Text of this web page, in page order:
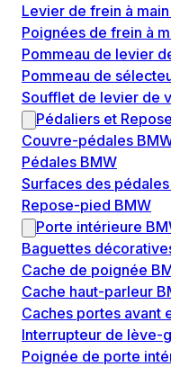
Levier de frein à
Poignées de frein à
Pommeau de levier
Pommeau de
Soufflet de levier de
Pédaliers et
Couvre-pédales
Pédales BMW
Surfaces des
Repose-pied BMW
Porte intérieure
Baguettes
Cache de poignée
Cache haut-parleur
Caches portes avant
Interrupteur de lève-
Poignée de porte